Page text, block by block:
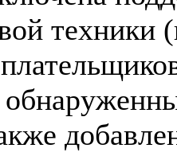
техники